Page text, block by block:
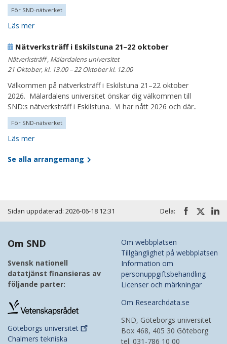
För SND-nätverket
Läs mer
Nätverksträff i Eskilstuna 21–22 oktober
Nätverksträff , Mälardalens universitet
21 Oktober, kl. 13.00 – 22 Oktober kl. 12.00
Välkommen på nätverksträff i Eskilstuna 21–22 oktober
2026. Mälardalens universitet önskar dig välkommen till
SND:s nätverksträff i Eskilstuna. Vi har nått 2026 och där..
För SND-nätverket
Läs mer
Se alla arrangemang
Sidan uppdaterad: 2026-06-18 12:31 Dela:
Om SND
Svensk nationell
datatjänst finansieras av
följande parter:
Göteborgs universitet
Chalmers tekniska
Om webbplatsen
Tillgänglighet på webbplatsen
Information om
personuppgiftsbehandling
Licenser och märkningar
Om Researchdata.se
SND, Göteborgs universitet
Box 468, 405 30 Göteborg
tel. 031-786 10 00